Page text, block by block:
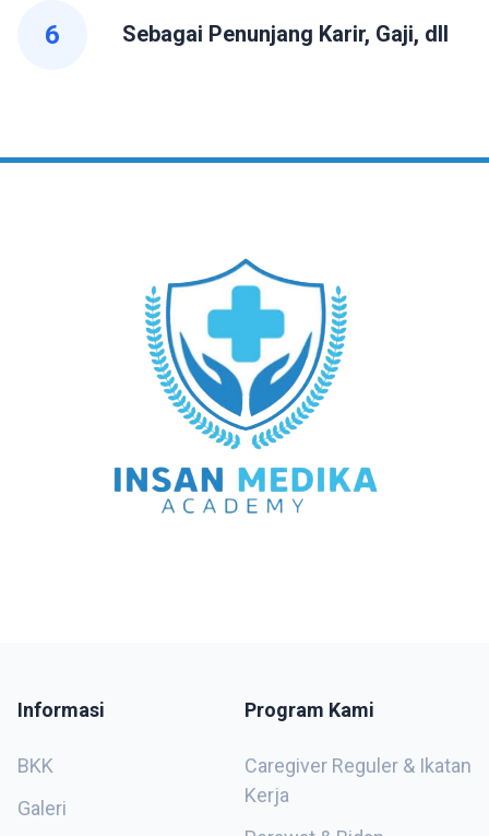
6 Sebagai Penunjang Karir, Gaji, dll
Informasi
BKK
Galeri
Program Kami
Caregiver Reguler & Ikatan
Kerja